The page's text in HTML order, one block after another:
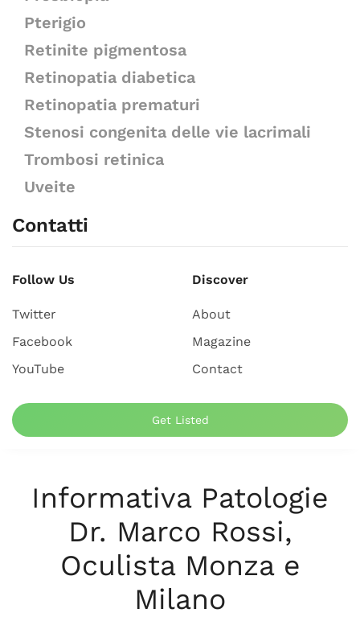
Pterigio
Retinite pigmentosa
Retinopatia diabetica
Retinopatia prematuri
Stenosi congenita delle vie lacrimali
Trombosi retinica
Uveite
Contatti
Follow Us
Twitter
Facebook
YouTube
Discover
About
Magazine
Contact
Get Listed
Informativa Patologie
Dr. Marco Rossi,
Oculista Monza e
Milano